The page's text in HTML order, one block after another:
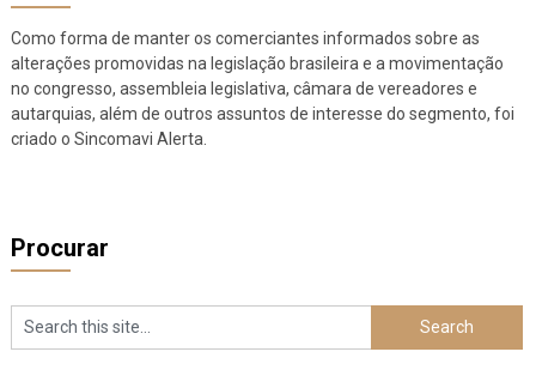
Como forma de manter os comerciantes informados sobre as
alterações promovidas na legislação brasileira e a movimentação
no congresso, assembleia legislativa, câmara de vereadores e
autarquias, além de outros assuntos de interesse do segmento, foi
criado o Sincomavi Alerta.
Procurar